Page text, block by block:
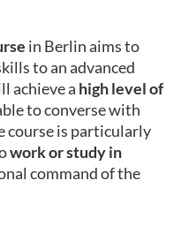
in Berlin aims to
to an advanced
achieve a high level of
to converse with
course is particularly
work or study in
command of the